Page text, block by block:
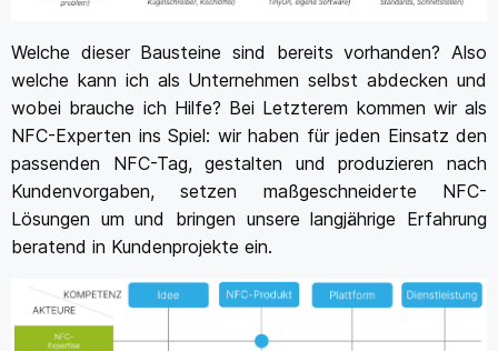
Welche dieser Bausteine sind bereits vorhanden? Also
welche kann ich als Unternehmen selbst abdecken und
wobei brauche ich Hilfe? Bei Letzterem kommen wir als
NFC-Experten ins Spiel: wir haben für jeden Einsatz den
passenden NFC-Tag, gestalten und produzieren nach
Kundenvorgaben, setzen maßgeschneiderte NFC-
Lösungen um und bringen unsere langjährige Erfahrung
beratend in Kundenprojekte ein.